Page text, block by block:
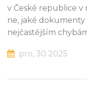
v České republice v
ne, jaké
nejčastějším
pro, 30 2025